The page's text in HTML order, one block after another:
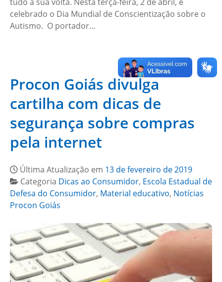
celebrado o Dia Mundial de Conscientização sobre o
Autismo. O portador…
Procon Goiás divulga
cartilha com dicas de
segurança sobre compras
pela internet
Última Atualização em 13 de fevereiro de 2019
Categoria Dicas ao Consumidor, Escola Estadual de
Defesa do Consumidor, Material educativo, Notícias
Procon Goiás